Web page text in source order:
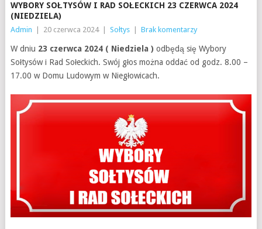
WYBORY SOŁTYSÓW I RAD SOŁECKICH 23 CZERWCA 2024
(NIEDZIELA)
Admin 20 czerwca 2024 Sołtys Brak komentarzy
W dniu 23 czerwca 2024 ( Niedziela ) odbędą się Wybory
Sołtysów i Rad Sołeckich. Swój głos można oddać od godz. 8.00 –
17.00 w Domu Ludowym w Niegłowicach.